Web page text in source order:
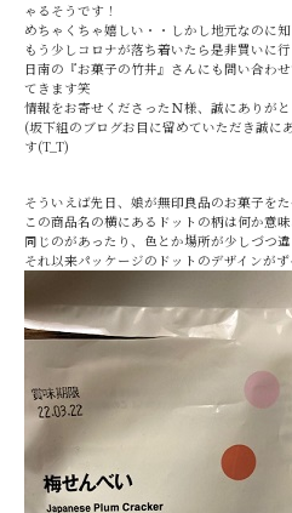
ゃるそうです！
めちゃくちゃ嬉しい・・しかし地元なのに
もう少しコロナが落ち着いたら是非買いに
日南の『お菓子の竹井』さんにも問い合わ
てきます笑
情報をお寄せくださったＮ様、誠にありがと
(坂下組のブログお目に留めていただき誠に
す(T_T)
そういえば先日、娘が無印良品のお菓子をた
この商品名の横にあるドットの柄は何か意味
同じのがあったり、色とか場所が少しづつ
それ以来パッケージのドットのデザインがず